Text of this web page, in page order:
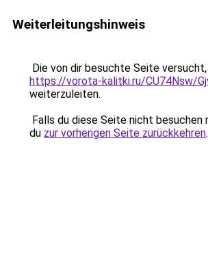
Weiterleitungshinweis
Die von dir besuchte Seite
https://vorota-kalitki.ru/CU74Nsw/
weiterzuleiten.
Falls du diese Seite nicht
du zur vorherigen Seite zurückkehren.